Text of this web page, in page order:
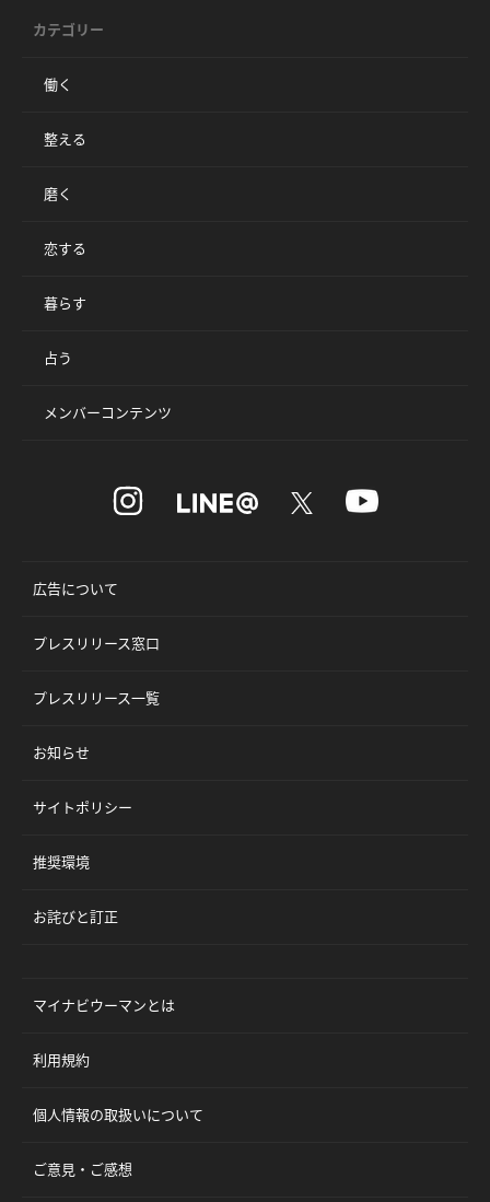
カテゴリー
働く
整える
磨く
恋する
暮らす
占う
メンバーコンテンツ
広告について
プレスリリース窓口
プレスリリース一覧
お知らせ
サイトポリシー
推奨環境
お詫びと訂正
マイナビウーマンとは
利用規約
個人情報の取扱いについて
ご意見・ご感想